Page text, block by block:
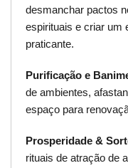
desmanchar pactos
espirituais e criar um
praticante.
Purificação e
de ambientes,
espaço para
Prosperidade &
rituais de atração de